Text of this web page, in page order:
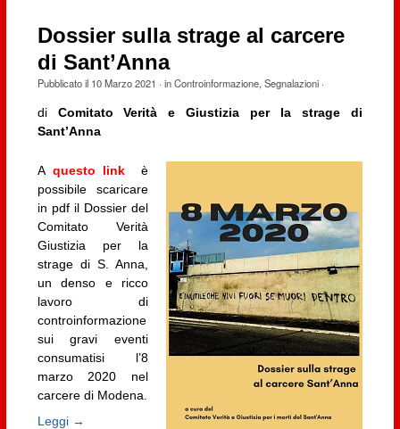
Dossier sulla strage al carcere
di Sant’Anna
Pubblicato il 10 Marzo 2021 · inControinformazione, Segnalazioni·
di Comitato Verità e Giustizia per la strage di
Sant’Anna
A questo link
è
possibile scaricare
in pdf il Dossier del
Comitato Verità
Giustizia per la
strage di S. Anna,
un denso e ricco
lavoro di
controinformazione
sui gravi eventi
consumatisi l’8
marzo 2020 nel
carcere di Modena.
Leggi →